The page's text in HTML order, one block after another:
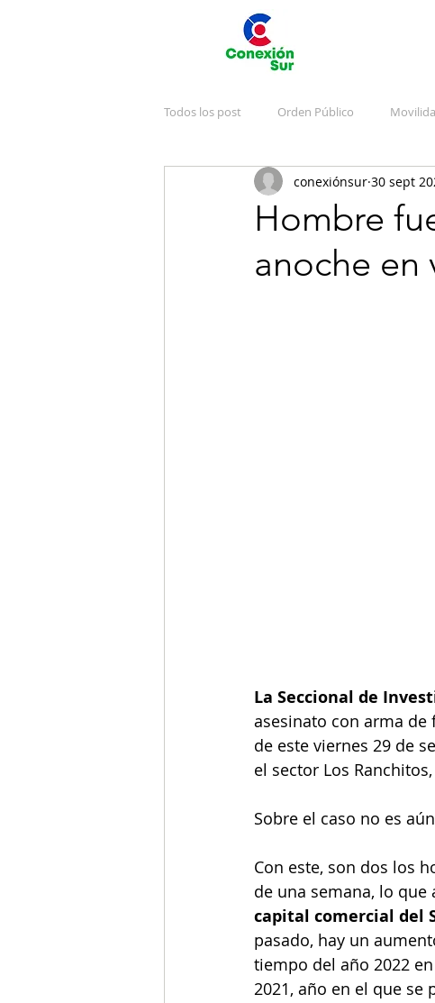
Todos los post Orden Público
Arte y Cultura Judicial
Emergencias Publicidad Vida
Hombre
anoche en
conexiónsur 30 sept
La Seccional de
asesinato con arma
de este viernes 29 de
el sector Los
Sobre el caso no es
Con este, son dos los
de una semana, lo que
capital comercial del
pasado, hay un
tiempo del año 2022
2021, año en el que se